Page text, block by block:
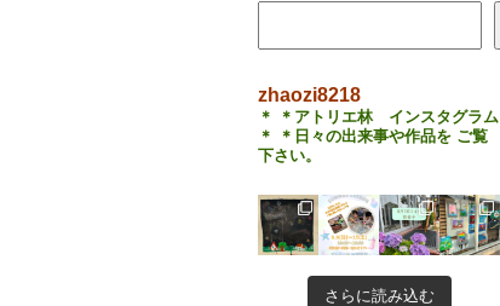
zhaozi8218
＊ ＊アトリエ林 インスタグラム
＊ ＊日々の出来事や作品を ご覧
下さい。
さらに読み込む